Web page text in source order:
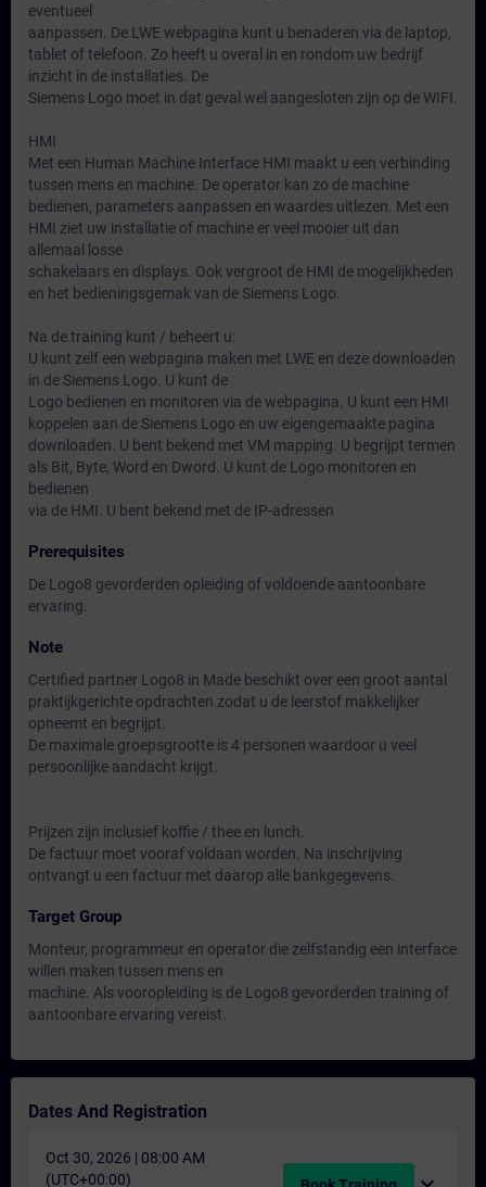
eventueel
aanpassen. De LWE webpagina kunt u benaderen via de laptop,
tablet of telefoon. Zo heeft u overal in en rondom uw bedrijf
inzicht in de installaties. De
Siemens Logo moet in dat geval wel aangesloten zijn op de WIFI.
HMI
Met een Human Machine Interface HMI maakt u een verbinding
tussen mens en machine. De operator kan zo de machine
bedienen, parameters aanpassen en waardes uitlezen. Met een
HMI ziet uw installatie of machine er veel mooier uit dan
allemaal losse
schakelaars en displays. Ook vergroot de HMI de mogelijkheden
en het bedieningsgemak van de Siemens Logo.
Na de training kunt / beheert u:
U kunt zelf een webpagina maken met LWE en deze downloaden
in de Siemens Logo. U kunt de
Logo bedienen en monitoren via de webpagina. U kunt een HMI
koppelen aan de Siemens Logo en uw eigengemaakte pagina
downloaden. U bent bekend met VM mapping. U begrijpt termen
als Bit, Byte, Word en Dword. U kunt de Logo monitoren en
bedienen
via de HMI. U bent bekend met de IP-adressen
Prerequisites
De Logo8 gevorderden opleiding of voldoende aantoonbare
ervaring.
Note
Certified partner Logo8 in Made beschikt over een groot aantal
praktijkgerichte opdrachten zodat u de leerstof makkelijker
opneemt en begrijpt.
De maximale groepsgrootte is 4 personen waardoor u veel
persoonlijke aandacht krijgt.
Prijzen zijn inclusief koffie / thee en lunch.
De factuur moet vooraf voldaan worden. Na inschrijving
ontvangt u een factuur met daarop alle bankgegevens.
Target Group
Monteur, programmeur en operator die zelfstandig een interface
willen maken tussen mens en
machine. Als vooropleiding is de Logo8 gevorderden training of
aantoonbare ervaring vereist.
Dates And Registration
Oct 30, 2026 | 08:00 AM
(UTC+00:00)